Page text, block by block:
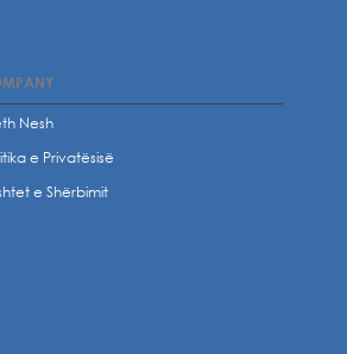
Nesh
e Privatësisë
e Shërbimit